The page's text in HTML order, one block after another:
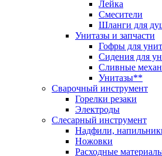
Лейка
Смесители
Шланги для
Унитазы и запчасти
Гофры для
Сидения для
Сливные
Унитазы**
Сварочный инструмент
Горелки резаки
Электроды
Слесарный инструмент
Надфили,
Ножовки
Расходные